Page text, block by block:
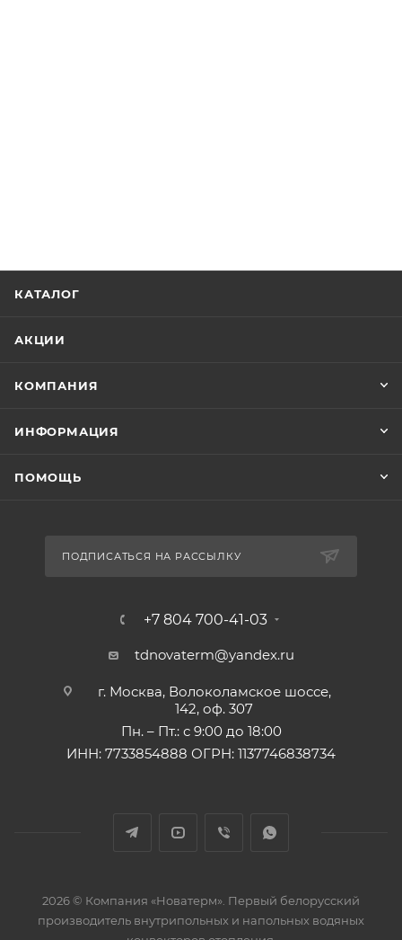
КАТАЛОГ
АКЦИИ
КОМПАНИЯ
ИНФОРМАЦИЯ
ПОМОЩЬ
ПОДПИСАТЬСЯ НА РАССЫЛКУ
+7 804 700-41-03
tdnovaterm@yandex.ru
г. Москва, Волоколамское шоссе,
142, оф. 307
Пн. – Пт.: с 9:00 до 18:00
ИНН: 7733854888 ОГРН: 1137746838734
2026 © Компания «Новатерм». Первый белорусский
производитель внутрипольных и напольных водяных